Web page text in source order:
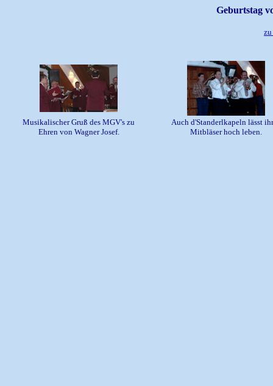
Geburtstag
Musikalischer Gruß des MGV's zu
Ehren von Wagner Josef.
Auch d'Standerlkapeln lässt
Mitbläser hoch leben.